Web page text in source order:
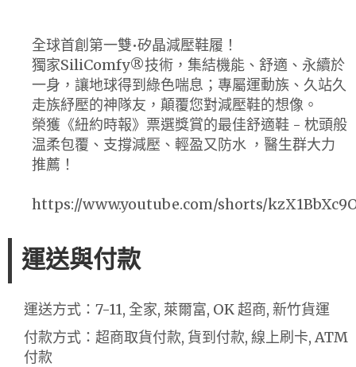
全球首創第一雙•矽晶減壓鞋履！
獨家SiliComfy®技術，集結機能、舒適、永續於
一身，讓地球得到綠色喘息；專屬運動族、久站久
走族紓壓的神隊友，顛覆您對減壓鞋的想像。
榮獲《紐約時報》票選獎賞的最佳舒適鞋 - 枕頭般
温柔包覆、支撐減壓、輕盈又防水 ，醫生群大力
推薦！
https://www.youtube.com/shorts/
運送與付款
運送方式：7-11, 全家, 萊爾富, OK 超商, 新竹貨運
付款方式：超商取貨付款, 貨到付款, 線上刷卡, ATM
付款